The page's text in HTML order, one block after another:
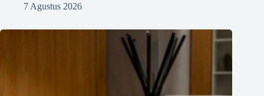
7 Agustus 2026